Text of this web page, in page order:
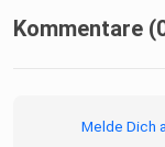
Kommentare
Melde Dich